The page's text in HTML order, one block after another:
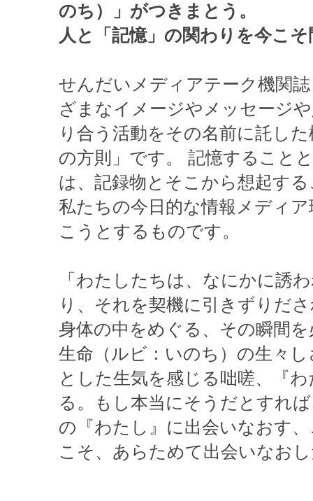
のち）」がつきまとう。
人と「記憶」の関わりを今こ
せんだいメディアテーク機関
ざまなイメージやメッセージ
り合う活動をその名前に託し
の方則」です。 記憶すること
は、記録物とそこから想起す
私たちの今日的な情報メディ
こうとするものです。
「わたしたちは、なにかに誘
り、それを契機に引きずりだ
身体の中をめぐる、その瞬間
生命（ルビ：いのち）の生々
とした生気を感じる咄嗟、『
る。もし本当にそうだとすれ
の『わたし』に出会いなおす
こそ、あらためて出会いなお